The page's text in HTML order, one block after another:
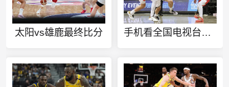
太阳vs雄鹿最终比分 手机看全国电视台直播